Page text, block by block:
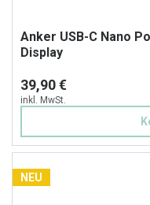
Anker USB-C Nano
Display
39,90 €
inkl. MwSt.
NEU